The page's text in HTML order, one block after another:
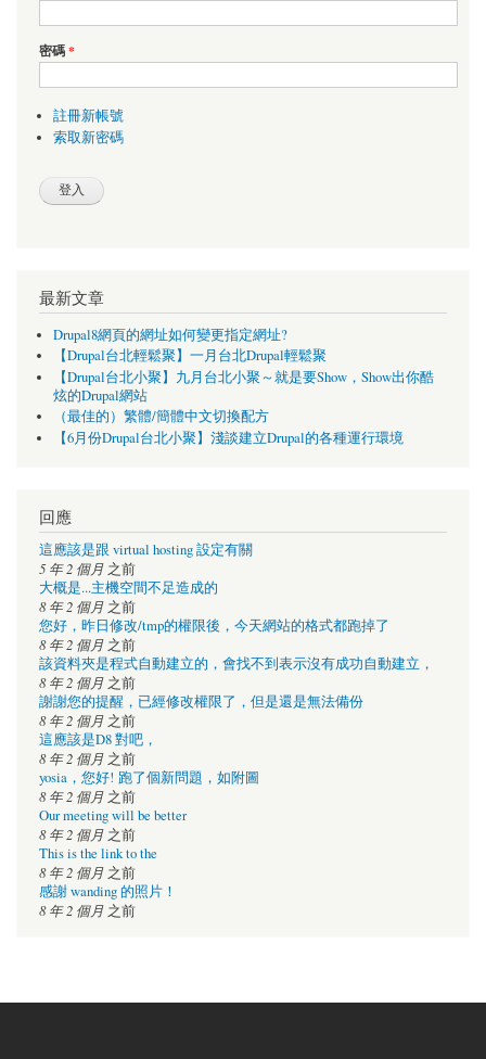
密碼*
註冊新帳號
索取新密碼
最新文章
Drupal8網頁的網址如何變更指定網址?
【Drupal台北輕鬆聚】一月台北Drupal輕鬆聚
【Drupal台北小聚】九月台北小聚～就是要Show，Show出你酷
炫的Drupal網站
（最佳的）繁體/簡體中文切換配方
【6月份Drupal台北小聚】淺談建立Drupal的各種運行環境
回應
這應該是跟 virtual hosting 設定有關
5 年 2 個月 之前
大概是...主機空間不足造成的
8 年 2 個月 之前
您好，昨日修改/tmp的權限後，今天網站的格式都跑掉了
8 年 2 個月 之前
該資料夾是程式自動建立的，會找不到表示沒有成功自動建立，
8 年 2 個月 之前
謝謝您的提醒，已經修改權限了，但是還是無法備份
8 年 2 個月 之前
這應該是D8 對吧，
8 年 2 個月 之前
yosia，您好! 跑了個新問題，如附圖
8 年 2 個月 之前
Our meeting will be better
8 年 2 個月 之前
This is the link to the
8 年 2 個月 之前
感謝 wanding 的照片！
8 年 2 個月 之前